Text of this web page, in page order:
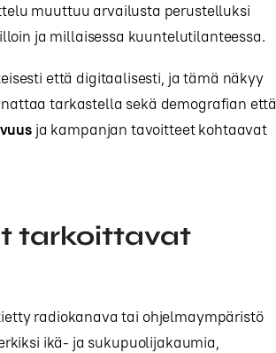
muuttuu arvailusta perustelluksi
ja millaisessa kuuntelutilanteessa.
että digitaalisesti, ja tämä näkyy
tarkastella sekä demografian että
ja kampanjan tavoitteet kohtaavat
tarkoittavat
radiokanava tai ohjelmaympäristö
ikä- ja sukupuolijakaumia,